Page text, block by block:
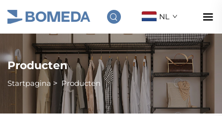
NL
Producten
Startpagina > Producten